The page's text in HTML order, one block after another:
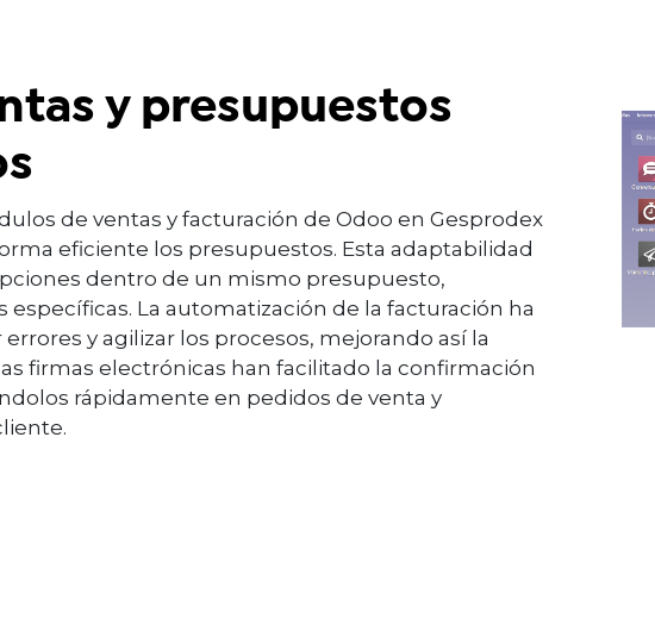
y presupuestos
de ventas y facturación de Odoo en Gesprodex
eficiente los presupuestos. Esta adaptabilidad
dentro de un mismo presupuesto,
específicas. La automatización de la facturación ha
y agilizar los procesos, mejorando así la
firmas electrónicas han facilitado la confirmación
rápidamente en pedidos de venta y